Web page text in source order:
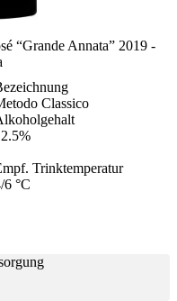
“Grande Annata” 2019 -
Classico
Trinktemperatur
6 °C